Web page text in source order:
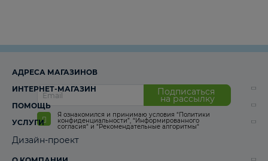
Подписаться
на рассылку
Я ознакомился и принимаю условия “Политики
конфиденциальности”, “Информированного
согласия“ и “Рекомендательные алгоритмы“
АДРЕСА МАГАЗИНОВ
ИНТЕРНЕТ-МАГАЗИН
ПОМОЩЬ
УСЛУГИ
Дизайн-проект